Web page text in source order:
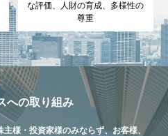
な評価、人財の育成、多様性の
尊重
への取り組み
様・投資家様のみならず、お客様、